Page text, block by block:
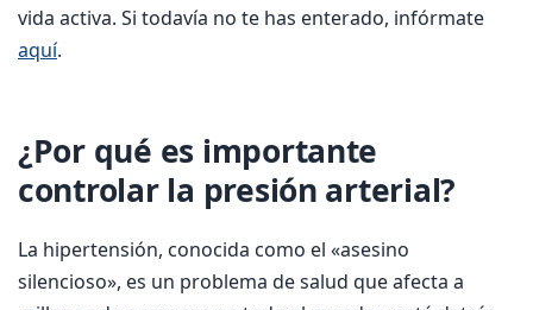
vida activa. Si todavía no te has enterado, infórmate
aquí.
¿Por qué es importante
controlar la presión arterial?
La hipertensión, conocida como el «asesino
silencioso», es un problema de salud que afecta a